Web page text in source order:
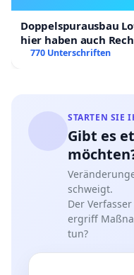
Doppelspurausbau
hier haben auch
770 Unterschriften
STARTEN SIE
Gibt es
schweigt.
Der
ergriff
tun?